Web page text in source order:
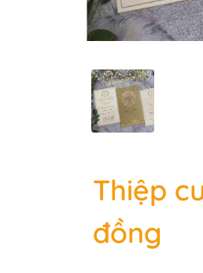
Thiệp
đồng